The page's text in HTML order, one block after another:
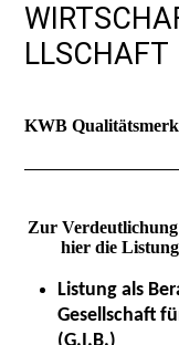
LLSCHAFT
KWB
Zur
hier die
Listung als
Gesellschaft
(G.I.B.)